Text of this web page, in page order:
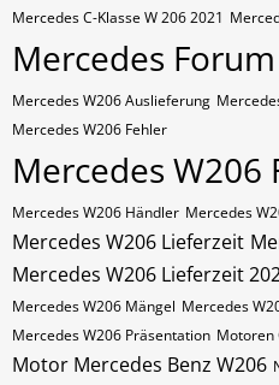
Mercedes C-Klasse W 206 2021
Mercedes Forum
Mercedes W206 Auslieferung
Mercedes W206 Fehler
Mercedes W206
Mercedes W206 Händler Mercedes
Mercedes W206 Lieferzeit
Mercedes W206 Lieferzeit
Mercedes W206 Mängel Mercedes
Mercedes W206 Präsentation Motoren
Motor Mercedes Benz W206